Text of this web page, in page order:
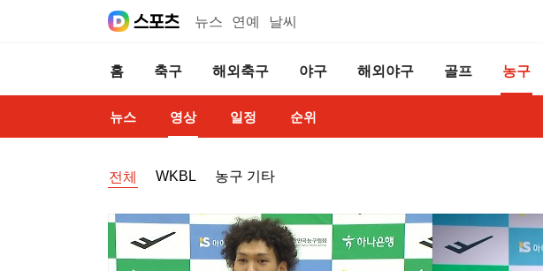
뉴스 연예 날씨
홈 축구 해외축구 야구 해외야구 골프 농구
뉴스 영상 일정 순위
전체 WKBL 농구 기타